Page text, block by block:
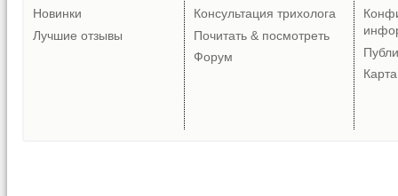
Новинки
Лучшие отзывы
Консультация трихолога
Почитать & посмотреть
Форум